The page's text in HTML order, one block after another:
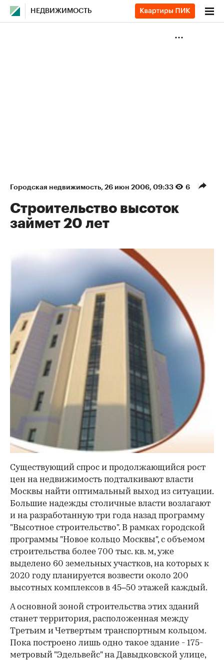
НЕДВИЖИМОСТЬ
Городская недвижимость⁠, 26 июн 2006, 09:33 6
Строительство высоток
займет 20 лет
Существующий спрос и продолжающийся рост
цен на недвижимость подталкивают власти
Москвы найти оптимальный выход из ситуации.
Большие надежды столичные власти возлагают
и на разработанную три года назад программу
"Высотное строительство". В рамках городской
программы "Новое кольцо Москвы", с объемом
строительства более 700 тыс. кв. м, уже
выделено 60 земельных участков, на которых к
2020 году планируется возвести около 200
высотных комплексов в 45–50 этажей каждый.
А основной зоной строительства этих зданий
станет территория, расположенная между
Третьим и Четвертым транспортным кольцом.
Пока построено лишь одно такое здание - 175-
метровый "Эдельвейс" на Давыдковской улице,